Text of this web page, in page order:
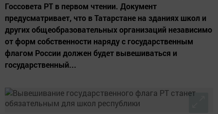
Госсовета РТ в первом чтении. Документ
предусматривает, что в Татарстане на зданиях школ и
других общеобразовательных организаций независимо
от форм собственности наряду с государственным
флагом России должен будет вывешиваться и
государственный...